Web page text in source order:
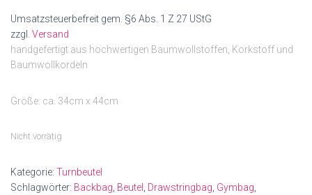
Umsatzsteuerbefreit gem. §6 Abs. 1 Z 27 UStG
zzgl. Versand
handgefertigt aus hochwertigen Baumwollstoffen, Korkstoff und
Baumwollkordeln
Größe: ca. 34cm x 44cm
Nicht vorrätig
Kategorie: Turnbeutel
Schlagwörter: Backbag Beutel Drawstringbag Gymbag